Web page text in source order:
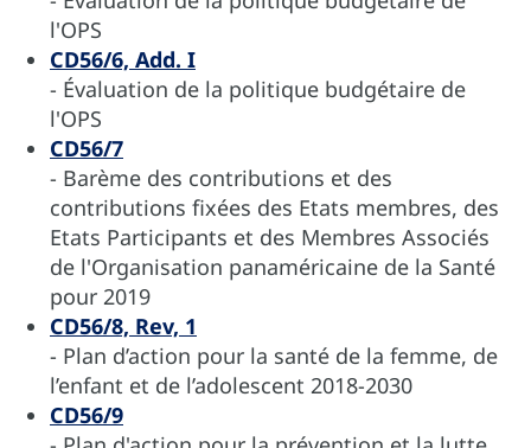
l'OPS
CD56/6, Add. I
- Évaluation de la politique budgétaire de
l'OPS
CD56/7
- Barème des contributions et des
contributions fixées des Etats membres, des
Etats Participants et des Membres Associés
de l'Organisation panaméricaine de la Santé
pour 2019
CD56/8, Rev, 1
- Plan d’action pour la santé de la femme, de
l’enfant et de l’adolescent 2018-2030
CD56/9